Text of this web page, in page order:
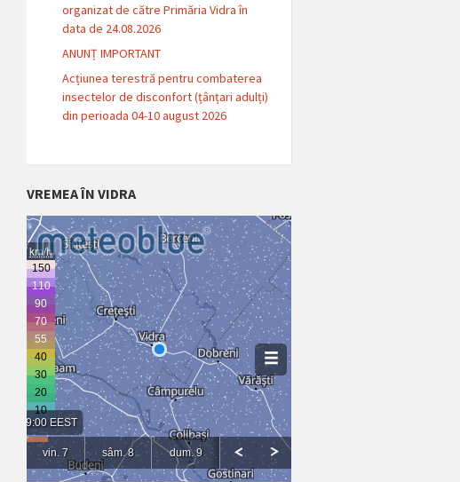
organizat de către Primăria Vidra în
data de 24.08.2026
ANUNȚ IMPORTANT
Acțiunea terestră pentru combaterea
insectelor de disconfort (țânțari adulți)
din perioada 04-10 august 2026
VREMEA ÎN VIDRA